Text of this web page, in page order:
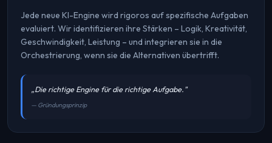
Jede neue KI-Engine wird rigoros auf spezifische Aufgaben
evaluiert. Wir identifizieren ihre Stärken – Logik, Kreativität,
Geschwindigkeit, Leistung – und integrieren sie in die
Orchestrierung, wenn sie die Alternativen übertrifft.
„Die richtige Engine für die richtige Aufgabe."
— Gründungsprinzip